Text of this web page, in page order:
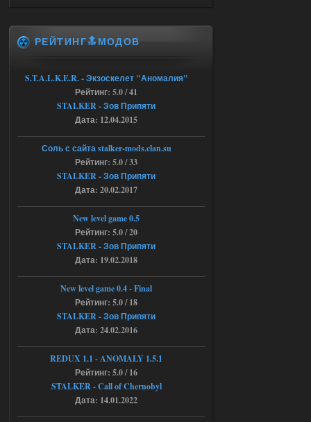
Объединенный Пак 2 + OGSR +
STCoP WP 3.4
11:30
Stalker-Mods-Clan-su
Доступно только для пользователей
Ответить ➤
04.08.2026
Объединенный Пак 2 + OGSR +
STCoP WP 3.4
andreyforest1993
там есть опция расшириные
анимации нпс, я поставил
галочку но толку ноль, ни каких
анимаций нет, может это что-то другое,
кнопок по поводу анимаций
Последний рассвет - Эпизод 1
22:29
Stalker-Mods-Clan-su
Доступно только для пользователей
РЕЙТИНГ🔝МОДОВ
S.T.A.L.K.E.R. - Экзоскелет "Аномалия"
Рейтинг: 5.0 / 41
STALKER - Зов Припяти
Дата: 12.04.2015
Соль с сайта stalker-mods.clan.su
Рейтинг: 5.0 / 33
STALKER - Зов Припяти
Дата: 20.02.2017
New level game 0.5
Рейтинг: 5.0 / 20
STALKER - Зов Припяти
Дата: 19.02.2018
New level game 0.4 - Final
Рейтинг: 5.0 / 18
STALKER - Зов Припяти
Дата: 24.02.2016
REDUX 1.1​​​​​​​ - ANOMALY 1.5.1
Рейтинг: 5.0 / 16
STALKER - Call of Chernobyl
Дата: 14.01.2022